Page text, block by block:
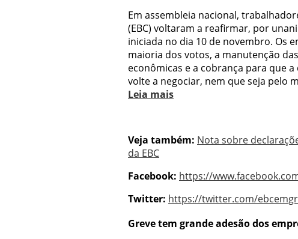
Em assembleia nacional,
(EBC) voltaram a reafirmar, por
iniciada no dia 10 de novembro. Os
maioria dos votos, a manutenção
econômicas e a cobrança para que
volte a negociar, nem que seja pelo
Leia mais
Veja também: Nota sobre
da EBC
Facebook: https://
Twitter: https://twitter.com/
Greve tem grande adesão dos